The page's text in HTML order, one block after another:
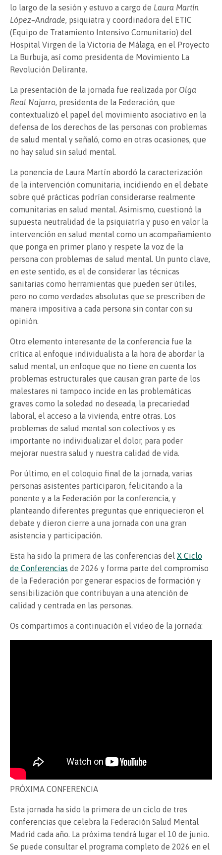
lo largo de la sesión y estuvo a cargo de Laura Martín
López–Andrade , psiquiatra y coordinadora del ETIC
(Equipo de Tratamiento Intensivo Comunitario) del
Hospital Virgen de la Victoria de Málaga, en el Proyecto
La Burbuja, así como presidenta de Movimiento La
Revolución Delirante.
La presentación de la jornada fue realizada por Olga
Real Najarro , presidenta de la Federación, que
contextualizó el papel del movimiento asociativo en la
defensa de los derechos de las personas con problemas
de salud mental y señaló, como en otras ocasiones, que
no hay salud sin salud mental.
La ponencia de Laura Martín abordó la caracterización
de la intervención comunitaria, incidiendo en el debate
sobre qué prácticas podrían considerarse realmente
comunitarias en salud mental. Asimismo, cuestionó la
supuesta neutralidad de la psiquiatría y puso en valor la
intervención en salud mental como un acompañamiento
que ponga en primer plano y respete la voz de la
persona con problemas de salud mental. Un punto clave,
en este sentido, es el de considerar las técnicas
sanitarias como herramientas que pueden ser útiles,
pero no como verdades absolutas que se prescriben de
manera impositiva a cada persona sin contar con su
opinión.
Otro elemento interesante de la conferencia fue la
crítica al enfoque individualista a la hora de abordar la
salud mental, un enfoque que no tiene en cuenta los
problemas estructurales que causan gran parte de los
malestares ni tampoco incide en las problemáticas
graves como la soledad no deseada, la precariedad
laboral, el acceso a la vivienda, entre otras. Los
problemas de salud mental son colectivos y es
importante no individualizar el dolor, para poder
mejorar nuestra salud y nuestra calidad de vida.
Por último, en el coloquio final de la jornada, varias
personas asistentes participaron, felicitando a la
ponente y a la Federación por la conferencia, y
planteando diferentes preguntas que enriquecieron el
debate y dieron cierre a una jornada con una gran
asistencia y participación.
Esta ha sido la primera de las conferencias del X Ciclo
de Conferencias de 2026 y forma parte del compromiso
de la Federación por generar espacios de formación y
sensibilización que contribuyan a una atención de
calidad y centrada en las personas.
Os compartimos a continuación el video de la jornada:
PRÓXIMA CONFERENCIA
Esta jornada ha sido la primera de un ciclo de tres
conferencias que celebra la Federación Salud Mental
Madrid cada año. La próxima tendrá lugar el 10 de junio.
Se puede consultar el programa completo de 2026 en el